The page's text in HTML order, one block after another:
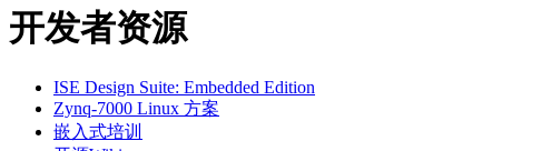
开发者资源
ISE Design Suite: Embedded Edition
Zynq-7000 Linux 方案
嵌入式培训